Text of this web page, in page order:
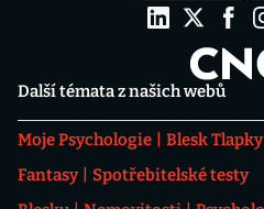
Další témata z našich webů
Moje Psychologie Blesk Tlapky
Fantasy
Spotřebitelské testy